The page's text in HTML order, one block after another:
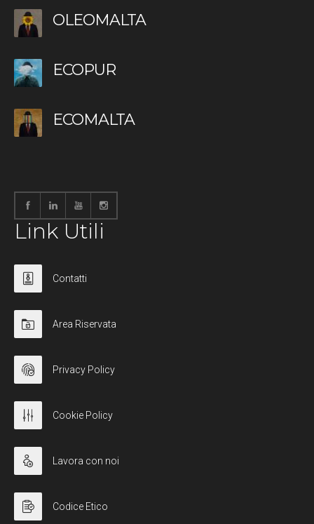
OLEOMALTA
ECOPUR
ECOMALTA
Link Utili
Contatti
Area Riservata
Privacy Policy
Cookie Policy
Lavora con noi
Codice Etico